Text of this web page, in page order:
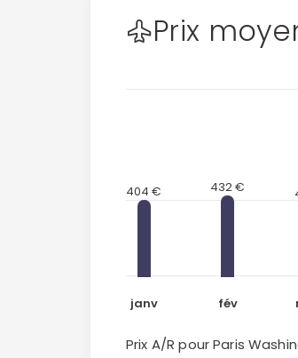
Prix
janv
404 €
fév
432 €
Prix A/R pour Paris